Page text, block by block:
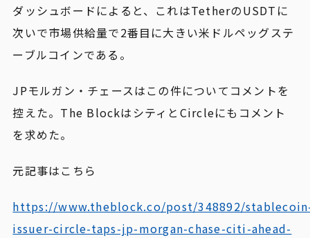
ダッシュボードによると、これはTetherのUSDTに
次いで市場供給量で2番目に大きい米ドルペッグステ
ーブルコインである。
JPモルガン・チェースはこの件についてコメントを
控えた。The BlockはシティとCircleにもコメント
を求めた。
元記事はこちら
https://www.theblock.co/post/348892/
issuer-circle-taps-jp-morgan-chase-citi-ahead-